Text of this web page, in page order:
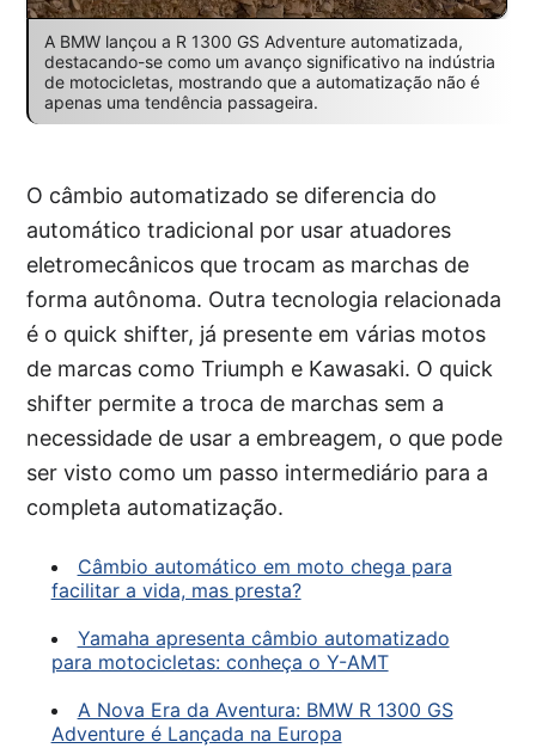
A BMW lançou a R 1300 GS Adventure automatizada,
destacando-se como um avanço significativo na indústria
de motocicletas, mostrando que a automatização não é
apenas uma tendência passageira.
O câmbio automatizado se diferencia do
automático tradicional por usar atuadores
eletromecânicos que trocam as marchas de
forma autônoma. Outra tecnologia relacionada
é o quick shifter, já presente em várias motos
de marcas como Triumph e Kawasaki. O quick
shifter permite a troca de marchas sem a
necessidade de usar a embreagem, o que pode
ser visto como um passo intermediário para a
completa automatização.
Câmbio automático em moto chega para
facilitar a vida, mas presta?
Yamaha apresenta câmbio automatizado
para motocicletas: conheça o Y-AMT
A Nova Era da Aventura: BMW R 1300 GS
Adventure é Lançada na Europa